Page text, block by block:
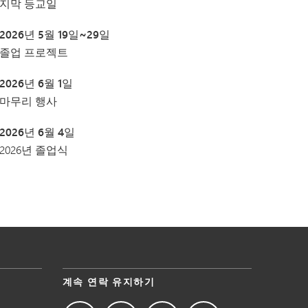
2026년 5월 19일~29일
졸업 프로젝트
2026년 6월 1일
마무리 행사
2026년 6월 4일
2026년 졸업식
계속 연락 유지하기